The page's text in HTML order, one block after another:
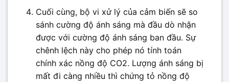
Cuối cùng, bộ vi xử lý của cảm biến sẽ so
sánh cường độ ánh sáng mà đầu dò nhận
được với cường độ ánh sáng ban đầu. Sự
chênh lệch này cho phép nó tính toán
chính xác nồng độ CO2. Lượng ánh sáng bị
mất đi càng nhiều thì chứng tỏ nồng độ